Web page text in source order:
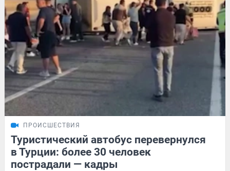
ПРОИСШЕСТВИЯ
Туристический автобус перевернулся
в Турции: более 30 человек
пострадали — кадры